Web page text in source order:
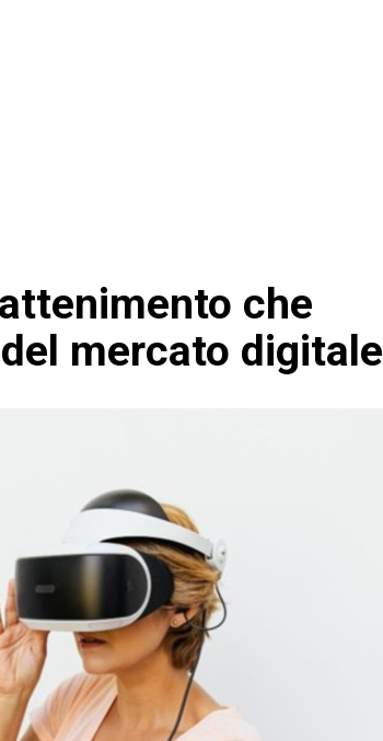
che
mercato digitale